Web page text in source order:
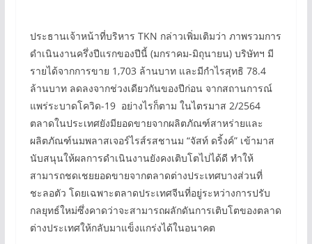
ประธานเจ้าหน้าที่บริหาร TKN กล่าวเพิ่มเติมว่า ภาพรวมการ
ดำเนินงานครึ่งปีแรกของปีนี้ (มกราคม-มิถุนายน) บริษัทฯ มี
รายได้จากการขาย 1,703 ล้านบาท และมีกำไรสุทธิ 78.4
ล้านบาท ลดลงจากช่วงเดียวกันของปีก่อน จากสถานการณ์
แพร่ระบาดโควิด-19 อย่างไรก็ตาม ในไตรมาส 2/2564
ตลาดในประเทศยังมียอดขายจากผลิตภัณฑ์สาหร่ายและ
ผลิตภัณฑ์นมพลาสเจอร์ไรส์รสชานม “จัสท์ ดริ้งค์” เข้ามาส
นับสนุนให้ผลการดำเนินงานยังคงเติบโตไปได้ดี ทำให้
สามารถชดเชยยอดขายจากตลาดต่างประเทศบางส่วนที่
ชะลอตัว โดยเฉพาะตลาดประเทศจีนที่อยู่ระหว่างการปรับ
กลยุทธ์ใหม่ซึ่งคาดว่าจะสามารถผลักดันการเติบโตของตลาด
ต่างประเทศให้กลับมาแข็งแกร่งได้ในอนาคต